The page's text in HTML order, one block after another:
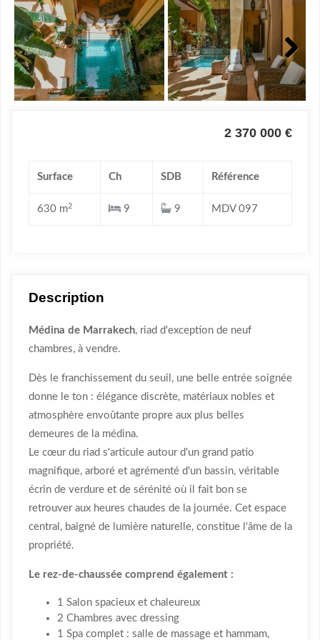
Next
2 370 000 €
Surface Ch SDB Référence
630 m2 9 9 MDV 097
Description
Médina de Marrakech, riad d'exception de neuf
chambres, à vendre.
Dès le franchissement du seuil, une belle entrée soignée
donne le ton : élégance discrète, matériaux nobles et
atmosphère envoûtante propre aux plus belles
demeures de la médina.
Le cœur du riad s'articule autour d'un grand patio
magnifique, arboré et agrémenté d'un bassin, véritable
écrin de verdure et de sérénité où il fait bon se
retrouver aux heures chaudes de la journée. Cet espace
central, baigné de lumière naturelle, constitue l'âme de la
propriété.
Le rez-de-chaussée comprend également :
1 Salon spacieux et chaleureux
2 Chambres avec dressing
1 Spa complet : salle de massage et hammam,